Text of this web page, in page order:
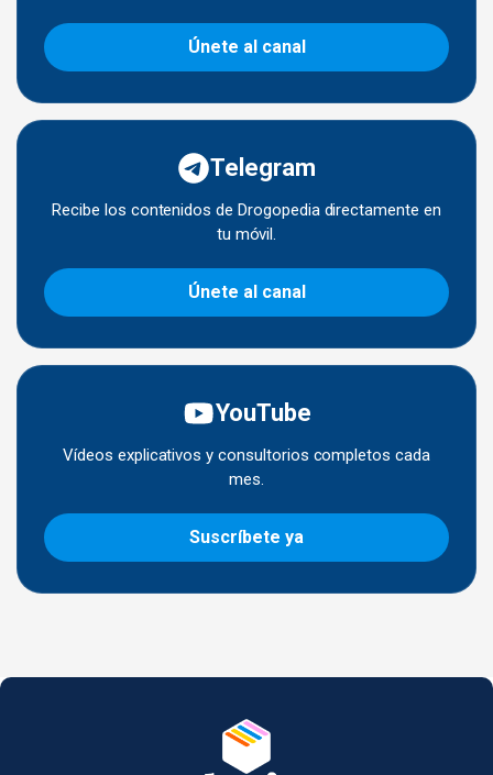
Únete al canal
Telegram
Recibe los contenidos de Drogopedia directamente en
tu móvil.
Únete al canal
YouTube
Vídeos explicativos y consultorios completos cada
mes.
Suscríbete ya